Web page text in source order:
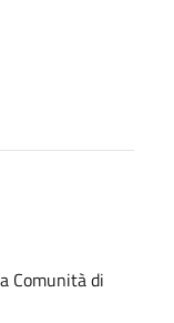
Comunità di